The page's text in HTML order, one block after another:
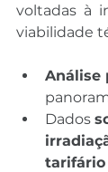
voltadas à
viabilidade
Análise
Dados
tarifário